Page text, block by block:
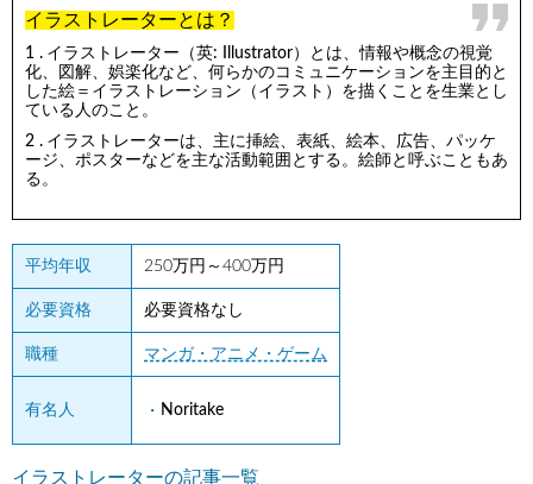
イラストレーターとは？
イラストレーター（英: Illustrator）とは、情報や概念の視覚
化、図解、娯楽化など、何らかのコミュニケーションを主目的と
した絵＝イラストレーション（イラスト）を描くことを生業とし
ている人のこと。
イラストレーターは、主に挿絵、表紙、絵本、広告、パッケ
ージ、ポスターなどを主な活動範囲とする。絵師と呼ぶこともあ
る。
平均年収 250万円～400万円
必要資格 必要資格なし
職種 マンガ・アニメ・ゲーム
有名人 Noritake
イラストレーターの記事一覧